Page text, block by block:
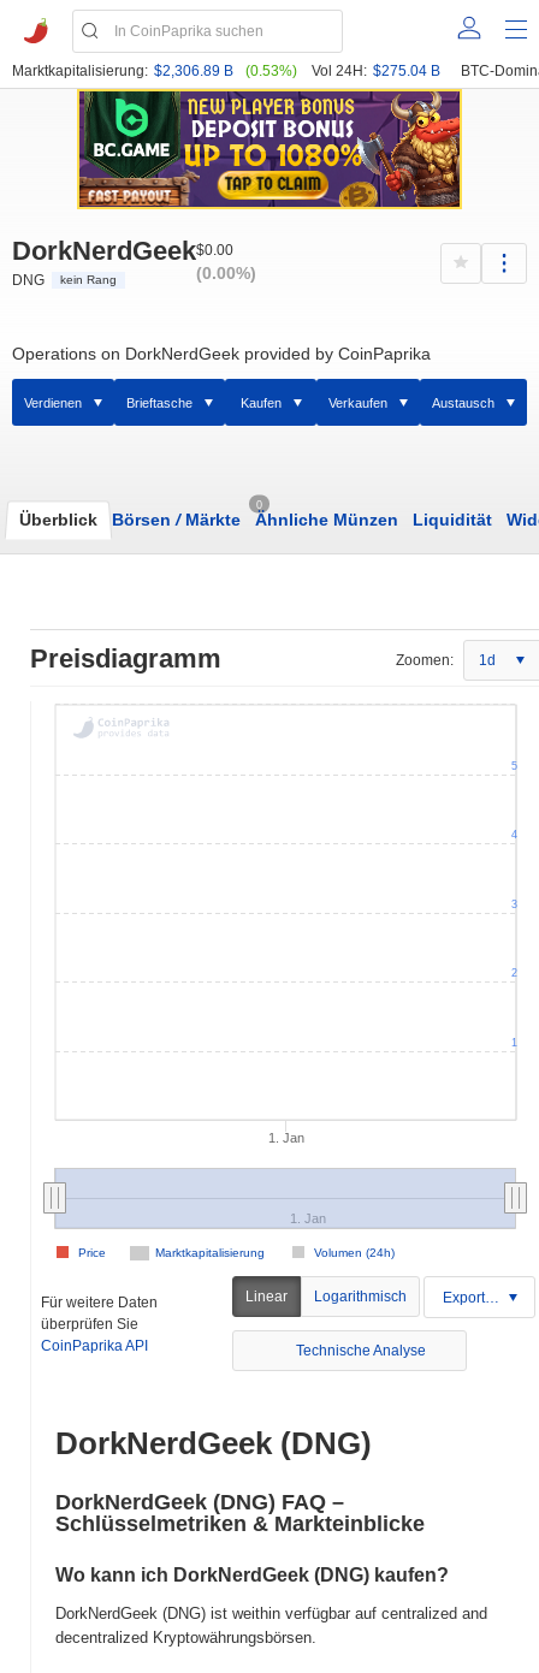
Marktkapitalisierung: $2,306.89 B (0.53%) Vol 24H: $275.04 B BTC-
DorkNerdGeek
DNG kein Rang
$0.00
(0.00%)
Operations on DorkNerdGeek provided by CoinPaprika
Verdienen Brieftasche Kaufen Verkaufen Austausch
Überblick Börsen /Märkte
0
Ähnliche Münzen Liquidität
Preisdiagramm Zoomen: 1d
1. Jan
Marktkapitalisierung Volumen (24h)
Price
1. Jan
1
2
3
4
5
Für weitere Daten
überprüfen Sie
CoinPaprika API
Linear Logarithmisch Exportieren
Technische Analyse
DorkNerdGeek (DNG)
DorkNerdGeek (DNG) FAQ –
Schlüsselmetriken & Markteinblicke
Wo kann ich DorkNerdGeek (DNG) kaufen?
DorkNerdGeek (DNG) ist weithin verfügbar auf centralized and
decentralized Kryptowährungsbörsen.